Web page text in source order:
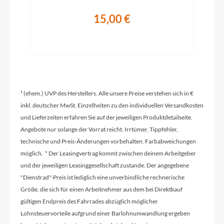
Lenker
Uni coffee dusty desert/gray silver - matt
Dämpfer
Rockshox, Vivid Select 250x70mm, Vivid Air,
Standard
Kette
Sram, Eagle 70 T-Type 12s
15,00 €
¹ (ehem.) UVP des Herstellers. Alle unsere Preise verstehen sich in €
inkl. deutscher MwSt. Einzelheiten zu den individuellen Versandkosten
und Lieferzeiten erfahren Sie auf der jeweiligen Produktdetailseite.
Angebote nur solange der Vorrat reicht. Irrtümer, Tippfehler,
technische und Preis-Änderungen vorbehalten. Farbabweichungen
möglich. * Der Leasingvertrag kommt zwischen deinem Arbeitgeber
und der jeweiligen Leasinggesellschaft zustande. Der angegebene
"Dienstrad"-Preis ist lediglich eine unverbindliche rechnerische
Größe, die sich für einen Arbeitnehmer aus dem bei Direktkauf
gültigen Endpreis des Fahrrades abzüglich möglicher
Lohnsteuervorteile aufgrund einer Barlohnumwandlung ergeben